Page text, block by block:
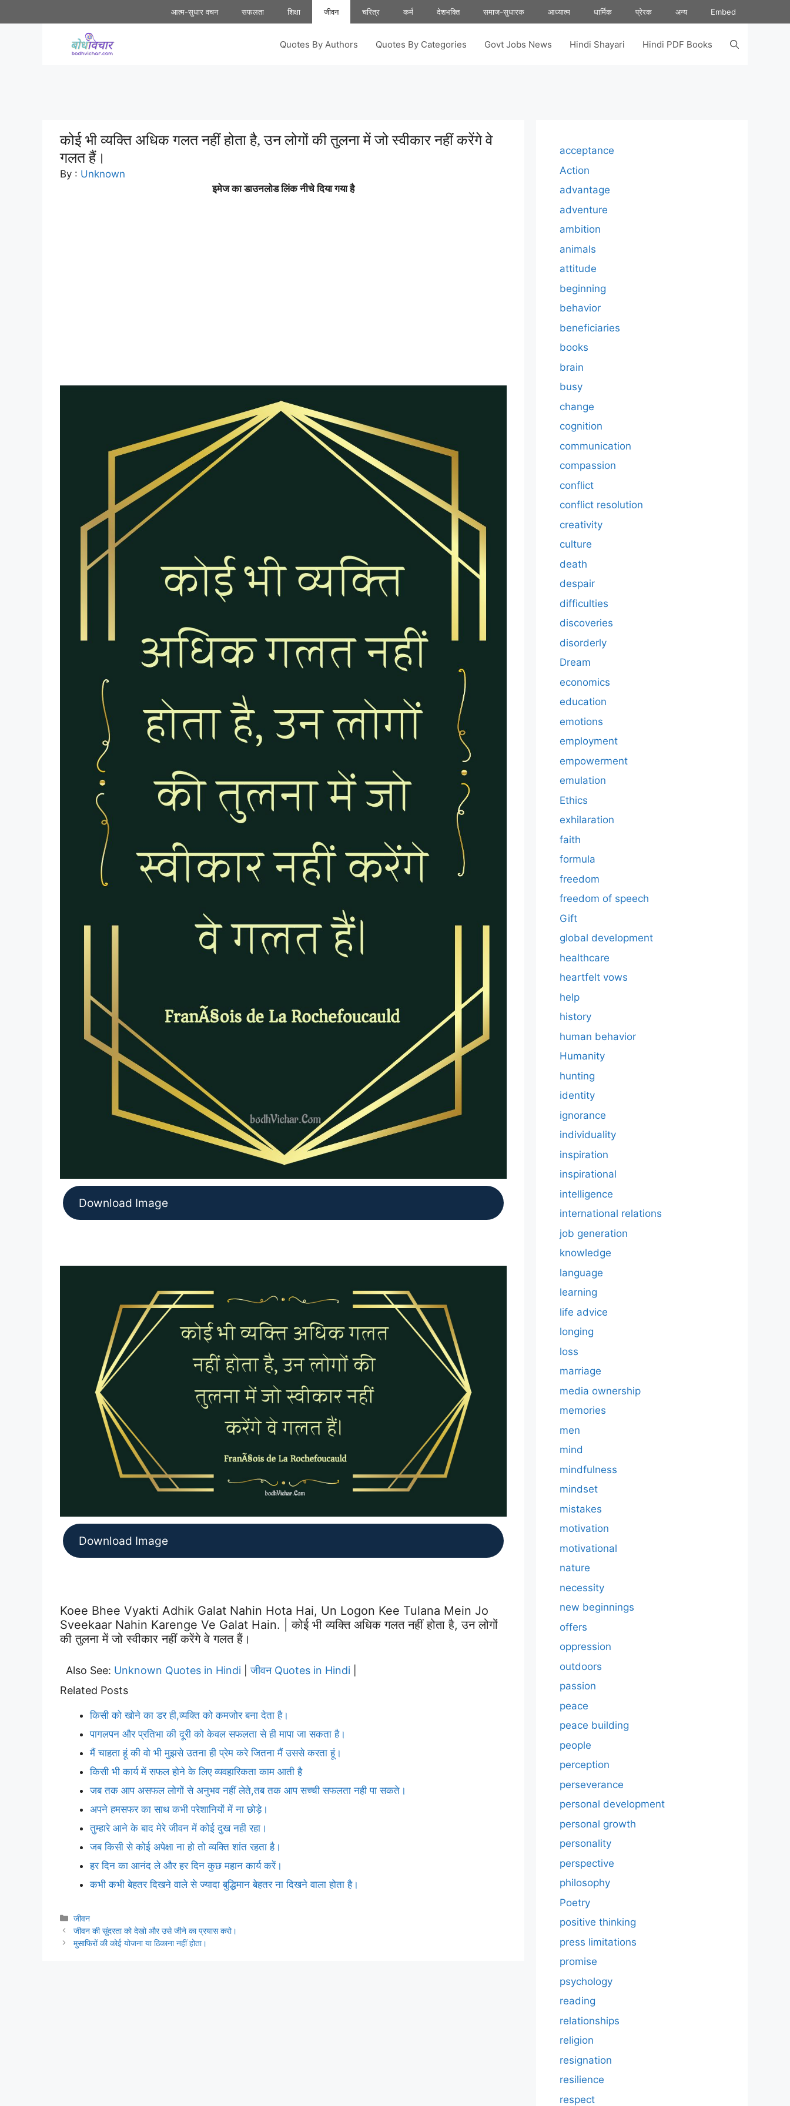
to
आत्म-सुधार वचन सफलता शिक्षा जीवन चरित्र कर्म देशभक्ति समाज-सुधारक आध्यात्म धार्मिक प्रेरक अन्य Embed
Quotes By Authors Quotes By Categories Govt Jobs News Hindi Shayari Hindi PDF Books
कोई भी व्यक्ति अधिक गलत नहीं होता है, उन लोगों की तुलना में जो स्वीकार नहीं करेंगे वे
गलत हैं।
By : Unknown
इमेज का डाउनलोड लिंक नीचे दिया गया है
Download Image
Download Image
Koee Bhee Vyakti Adhik Galat Nahin Hota Hai, Un Logon Kee Tulana Mein Jo
Sveekaar Nahin Karenge Ve Galat Hain. | कोई भी व्यक्ति अधिक गलत नहीं होता है, उन लोगों
की तुलना में जो स्वीकार नहीं करेंगे वे गलत हैं।
Also See: Unknown Quotes in Hindi |जीवन Quotes in Hindi
Related Posts
किसी को खोने का डर ही,व्यक्ति को कमजोर बना देता है।
पागलपन और प्रतिभा की दूरी को केवल सफलता से ही मापा जा सकता है।
मैं चाहता हूं की वो भी मुझसे उतना ही प्रेम करे जितना मैं उससे करता हूं।
किसी भी कार्य में सफल होने के लिए व्यवहारिकता काम आती है
जब तक आप असफल लोगों से अनुभव नहीं लेते,तब तक आप सच्ची सफलता नही पा सकते।
अपने हमसफर का साथ कभी परेशानियों में ना छोड़े।
तुम्हारे आने के बाद मेरे जीवन में कोई दुख नही रहा।
जब किसी से कोई अपेक्षा ना हो तो व्यक्ति शांत रहता है।
हर दिन का आनंद ले और हर दिन कुछ महान कार्य करें।
कभी कभी बेहतर दिखने वाले से ज्यादा बुद्धिमान बेहतर ना दिखने वाला होता है।
Categories
जीवन
जीवन की सुंदरता को देखो और उसे जीने का प्रयास करो।
मुसाफिरों की कोई योजना या ठिकाना नहीं होता।
acceptance
Action
advantage
adventure
ambition
animals
attitude
beginning
behavior
beneficiaries
books
brain
busy
change
cognition
communication
compassion
conflict
conflict resolution
creativity
culture
death
despair
difficulties
discoveries
disorderly
Dream
economics
education
emotions
employment
empowerment
emulation
Ethics
exhilaration
faith
formula
freedom
freedom of speech
Gift
global development
healthcare
heartfelt vows
help
history
human behavior
Humanity
hunting
identity
ignorance
individuality
inspiration
inspirational
intelligence
international relations
job generation
knowledge
language
learning
life advice
longing
loss
marriage
media ownership
memories
men
mind
mindfulness
mindset
mistakes
motivation
motivational
nature
necessity
new beginnings
offers
oppression
outdoors
passion
peace
peace building
people
perception
perseverance
personal development
personal growth
personality
perspective
philosophy
Poetry
positive thinking
press limitations
promise
psychology
reading
relationships
religion
resignation
resilience
respect